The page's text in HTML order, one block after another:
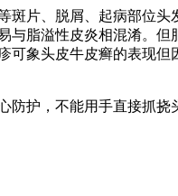
片、脱屑、起病部位头
脂溢性皮炎相混淆。
象头皮牛皮癣的表现
护，不能用手直接抓